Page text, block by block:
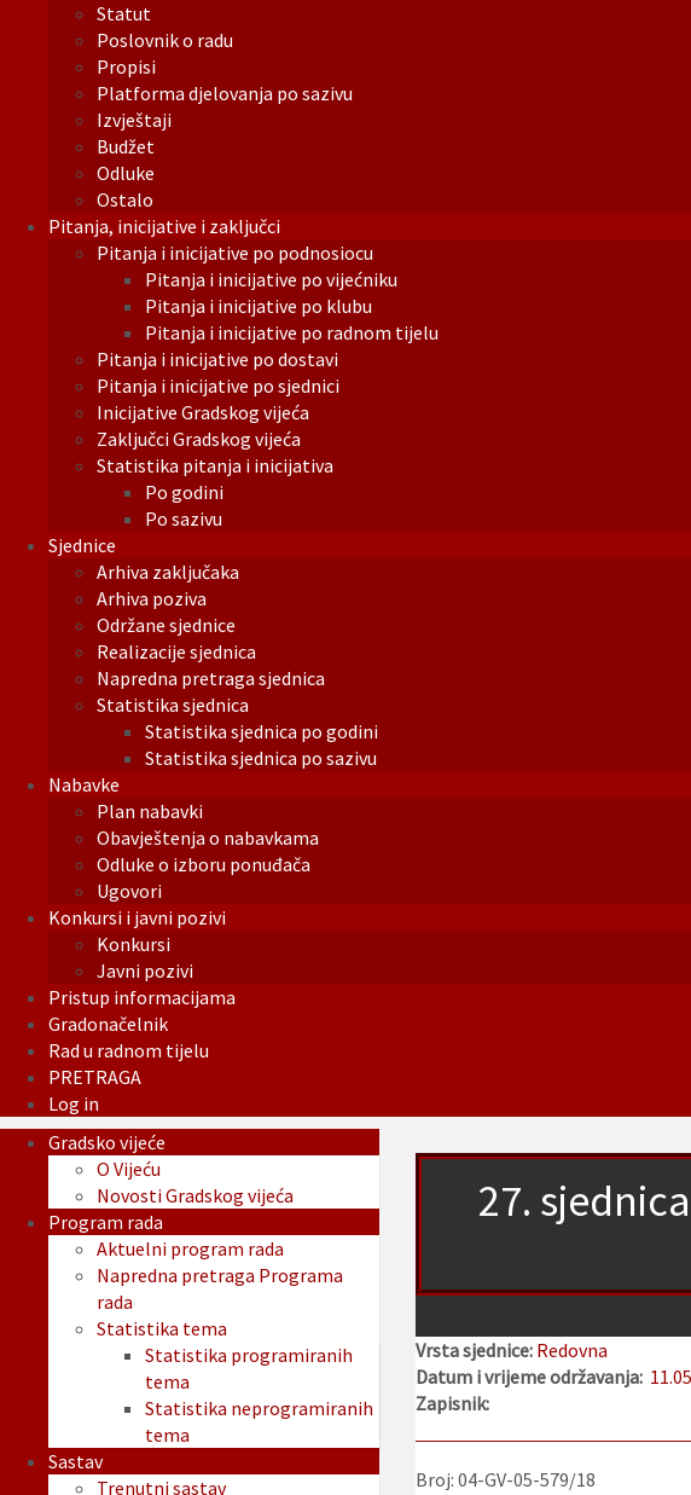
Statut
Poslovnik o radu
Propisi
Platforma djelovanja po sazivu
Izvještaji
Budžet
Odluke
Ostalo
Pitanja, inicijative i zaključci
Pitanja i inicijative po podnosiocu
Pitanja i inicijative po vijećniku
Pitanja i inicijative po klubu
Pitanja i inicijative po radnom tijelu
Pitanja i inicijative po dostavi
Pitanja i inicijative po sjednici
Inicijative Gradskog vijeća
Zaključci Gradskog vijeća
Statistika pitanja i inicijativa
Po godini
Po sazivu
Sjednice
Arhiva zaključaka
Arhiva poziva
Održane sjednice
Realizacije sjednica
Napredna pretraga sjednica
Statistika sjednica
Statistika sjednica po godini
Statistika sjednica po sazivu
Nabavke
Plan nabavki
Obavještenja o nabavkama
Odluke o izboru ponuđača
Ugovori
Konkursi i javni pozivi
Konkursi
Javni pozivi
Pristup informacijama
Gradonačelnik
Rad u radnom tijelu
PRETRAGA
Log in
27.
Vrsta sjednice: Redovna
Datum i vrijeme održavanja:
Zapisnik:
Broj: 04-GV-05-579/18
Gradsko vijeće
O Vijeću
Novosti Gradskog vijeća
Program rada
Aktuelni program rada
Napredna pretraga Programa
rada
Statistika tema
Statistika programiranih
tema
Statistika neprogramiranih
tema
Sastav
Trenutni sastav